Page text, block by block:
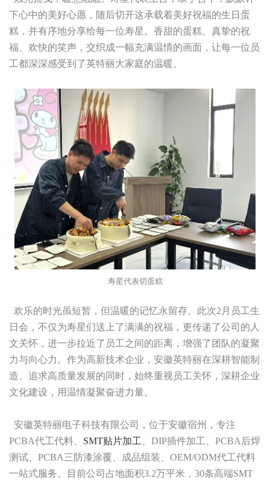
下心中的美好心愿，随后切开这承载着美好祝福的生日蛋
糕，并有序地分享给每一位寿星。香甜的蛋糕、真挚的祝
福、欢快的笑声，交织成一幅充满温情的画面，让每一位员
工都深深感受到了英特丽大家庭的温暖。
寿星代表切蛋糕
欢乐的时光虽短暂，但温暖的记忆永留存。此次2月员工生
日会，不仅为寿星们送上了满满的祝福，更传递了公司的人
文关怀，进一步拉近了员工之间的距离，增强了团队的凝聚
力与向心力。作为高新技术企业，安徽英特丽在深耕智能制
造、追求高质量发展的同时，始终重视员工关怀，深耕企业
文化建设，用温情凝聚奋进力量。
安徽英特丽电子科技有限公司，位于安徽宿州，专注
PCBA代工代料、 SMT贴片加工
、DIP插件加工、PCBA后焊
测试、PCBA三防漆涂覆、成品组装、OEM/ODM代工代料
一站式服务。目前公司占地面积3.2万平米，30条高端SMT